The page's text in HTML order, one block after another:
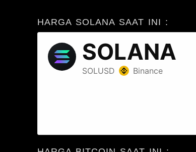
HARGA SOLANA SAAT INI :